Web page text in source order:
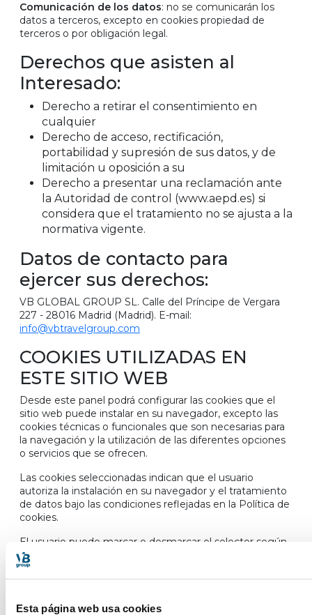
Esta página web usa cookies
Comunicación de los datos: no se comunicarán los
datos a terceros, excepto en cookies propiedad de
terceros o por obligación legal.
Derechos que asisten al
Interesado:
Derecho a retirar el consentimiento en
cualquier
Derecho de acceso, rectificación,
portabilidad y supresión de sus datos, y de
limitación u oposición a su
Derecho a presentar una reclamación ante
la Autoridad de control (www.aepd.es) si
considera que el tratamiento no se ajusta a la
normativa vigente.
Datos de contacto para
ejercer sus derechos:
VB GLOBAL GROUP SL. Calle del Príncipe de Vergara
227 - 28016 Madrid (Madrid). E-mail:
info@vbtravelgroup.com
COOKIES UTILIZADAS EN
ESTE SITIO WEB
Desde este panel podrá configurar las cookies que el
sitio web puede instalar en su navegador, excepto las
cookies técnicas o funcionales que son necesarias para
la navegación y la utilización de las diferentes opciones
o servicios que se ofrecen.
Las cookies seleccionadas indican que el usuario
autoriza la instalación en su navegador y el tratamiento
de datos bajo las condiciones reflejadas en la Política de
cookies.
El usuario puede marcar o desmarcar el selector según
se desee aceptar o rechazar la instalación de cookies.
Técnicas y funcionales
Propiedad Cookie